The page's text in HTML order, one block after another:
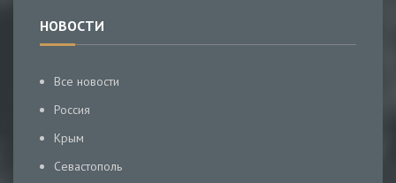
НОВОСТИ
Все новости
Россия
Крым
Севастополь